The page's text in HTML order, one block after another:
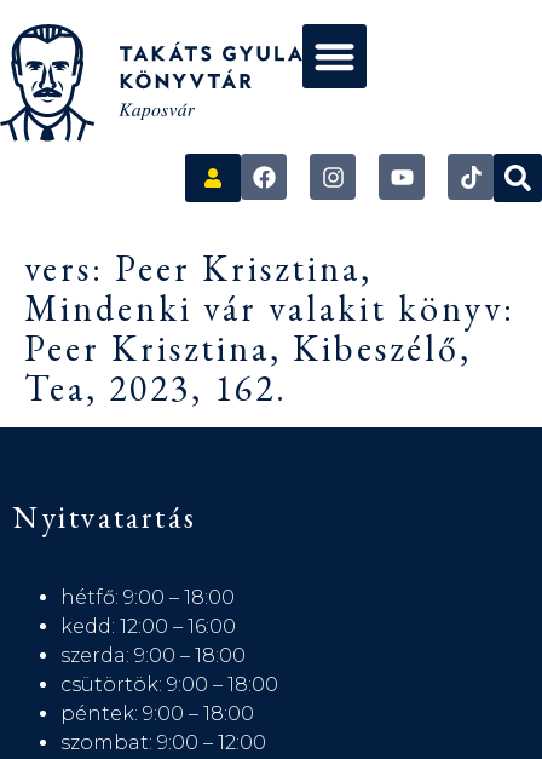
vers: Peer Krisztina,
Mindenki vár valakit könyv:
Peer Krisztina, Kibeszélő,
Tea, 2023, 162.
Nyitvatartás
hétfő: 9:00 – 18:00
kedd: 12:00 – 16:00
szerda: 9:00 – 18:00
csütörtök: 9:00 – 18:00
péntek: 9:00 – 18:00
szombat: 9:00 – 12:00